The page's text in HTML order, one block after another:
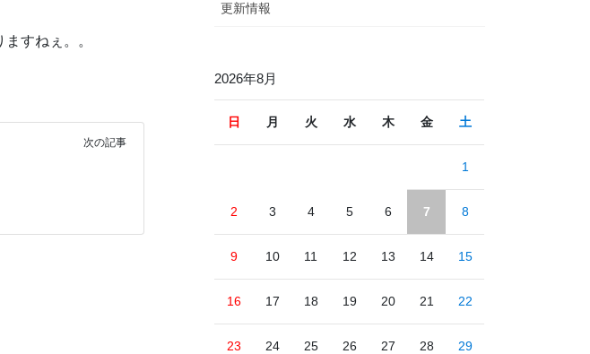
すねぇ。。
次の記事
更新情報
2026年8月
日 月 火 水 木 金 土
1
2 3 4 5 6 7 8
9 10 11 12 13 14 15
16 17 18 19 20 21 22
23 24 25 26 27 28 29